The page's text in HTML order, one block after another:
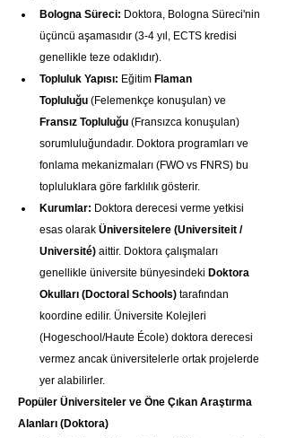
Bologna Süreci: Doktora, Bologna Süreci'nin
üçüncü aşamasıdır (3-4 yıl, ECTS kredisi
genellikle teze odaklıdır).
Topluluk Yapısı: Eğitim Flaman
Topluluğu (Felemenkçe konuşulan) ve
Fransız Topluluğu (Fransızca konuşulan)
sorumluluğundadır. Doktora programları ve
fonlama mekanizmaları (FWO vs FNRS) bu
topluluklara göre farklılık gösterir.
Kurumlar: Doktora derecesi verme yetkisi
esas olarak Üniversitelere (Universiteit /
Université) aittir. Doktora çalışmaları
genellikle üniversite bünyesindeki Doktora
Okulları (Doctoral Schools) tarafından
koordine edilir. Üniversite Kolejleri
(Hogeschool/Haute École) doktora derecesi
vermez ancak üniversitelerle ortak projelerde
yer alabilirler.
Popüler Üniversiteler ve Öne Çıkan Araştırma
Alanları (Doktora)